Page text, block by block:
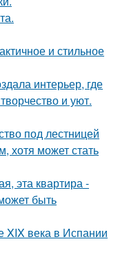
и стильное
интерьер, где
и уют.
под лестницей
хотя может стать
эта квартира -
быть
XIX века в Испании